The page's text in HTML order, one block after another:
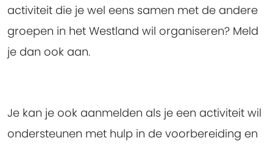
activiteit die je wel eens samen met de andere
groepen in het Westland wil organiseren? Meld
je dan ook aan.
Je kan je ook aanmelden als je een activiteit wil
ondersteunen met hulp in de voorbereiding en